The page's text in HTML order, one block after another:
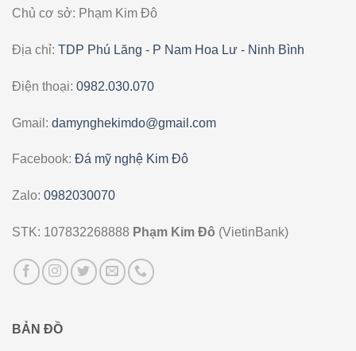
Chủ cơ sở: Phạm Kim Đô
Địa chỉ: TDP Phú Lăng - P Nam Hoa Lư - Ninh Bình
Điện thoại: 0982.030.070
Gmail: damynghekimdo@gmail.com
Facebook: Đá mỹ nghệ Kim Đô
Zalo: 0982030070
STK: 107832268888 Phạm Kim Đô (VietinBank)
BẢN ĐỒ